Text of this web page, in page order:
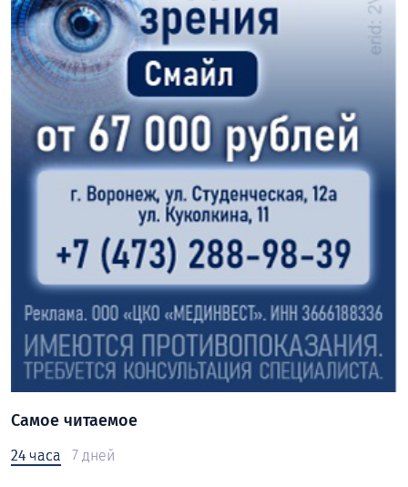
Самое читаемое
24 часа 7 дней